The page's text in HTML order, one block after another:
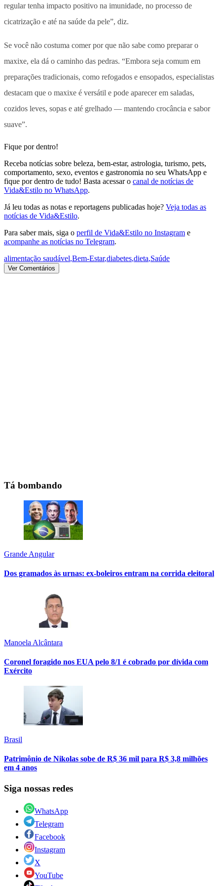
regular tenha impacto positivo na imunidade, no processo de
cicatrização e até na saúde da pele”, diz.
Se você não costuma comer por que não sabe como preparar o
maxixe, ela dá o caminho das pedras. “Embora seja comum em
preparações tradicionais, como refogados e ensopados, especialistas
destacam que o maxixe é versátil e pode aparecer em saladas,
cozidos leves, sopas e até grelhado — mantendo crocância e sabor
suave”.
Fique por dentro!
Receba notícias sobre beleza, bem-estar, astrologia, turismo, pets,
comportamento, sexo, eventos e gastronomia no seu WhatsApp e
fique por dentro de tudo! Basta acessar o canal de notícias de
Vida&Estilo no WhatsApp.
Já leu todas as notas e reportagens publicadas hoje? Veja todas as
notícias de Vida&Estilo.
Para saber mais, siga o perfil de Vida&Estilo no Instagram e
acompanhe as notícias no Telegram.
alimentação saudável,Bem-Estar,diabetes,dieta,Saúde
Ver Comentários
Tá bombando
Grande Angular
Dos gramados às urnas: ex-boleiros entram na corrida eleitoral
Manoela Alcântara
Coronel foragido nos EUA pelo 8/1 é cobrado por dívida com
Exército
Brasil
Patrimônio de Nikolas sobe de R$ 36 mil para R$ 3,8 milhões
em 4 anos
Siga nossas redes
WhatsApp
Telegram
Facebook
Instagram
X
YouTube